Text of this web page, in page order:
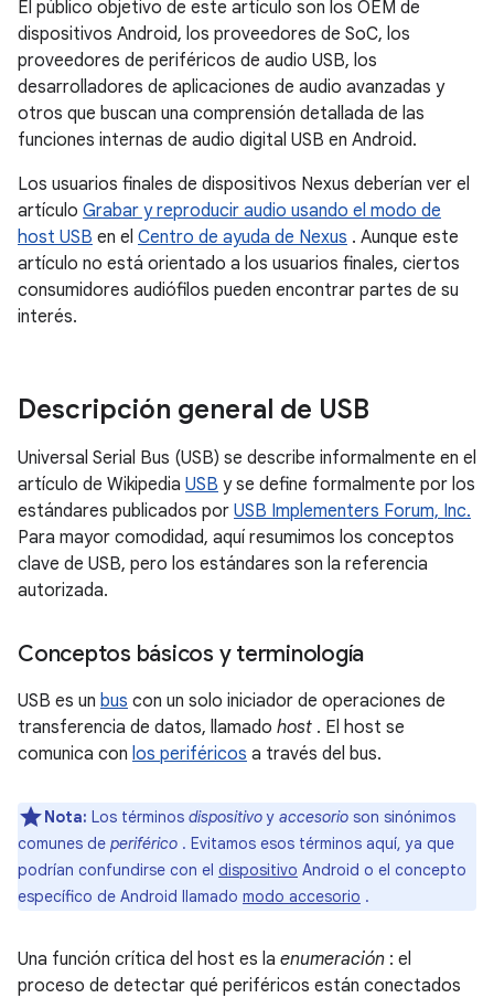
El público objetivo de este artículo son los OEM de
dispositivos Android, los proveedores de SoC, los
proveedores de periféricos de audio USB, los
desarrolladores de aplicaciones de audio avanzadas y
otros que buscan una comprensión detallada de las
funciones internas de audio digital USB en Android.
Los usuarios finales de dispositivos Nexus deberían ver el
artículo Grabar y reproducir audio usando el modo de
host USB en el Centro de ayuda de Nexus . Aunque este
artículo no está orientado a los usuarios finales, ciertos
consumidores audiófilos pueden encontrar partes de su
interés.
Descripción general de USB
Universal Serial Bus (USB) se describe informalmente en el
artículo de Wikipedia USB y se define formalmente por los
estándares publicados por USB Implementers Forum, Inc.
Para mayor comodidad, aquí resumimos los conceptos
clave de USB, pero los estándares son la referencia
autorizada.
Conceptos básicos y terminología
USB es un bus con un solo iniciador de operaciones de
transferencia de datos, llamado host . El host se
comunica con los periféricos a través del bus.
Nota: Los términos dispositivoy accesorio son sinónimos
comunes de periférico . Evitamos esos términos aquí, ya que
podrían confundirse con el dispositivo Android o el concepto
específico de Android llamado modo accesorio .
Una función crítica del host es la enumeración : el
proceso de detectar qué periféricos están conectados